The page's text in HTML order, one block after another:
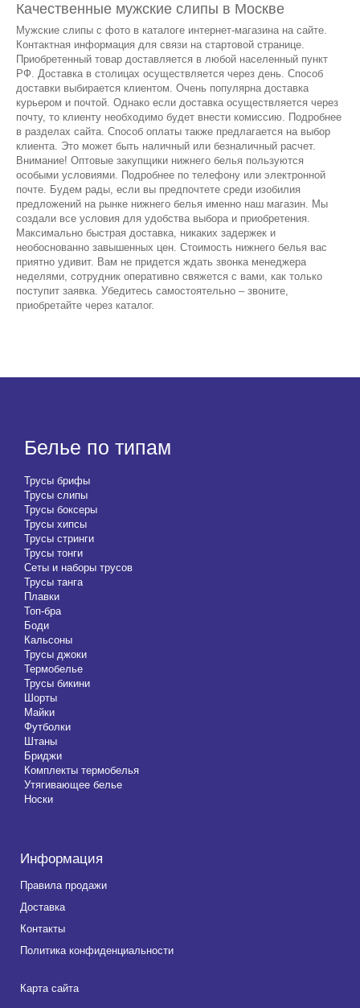
Качественные мужские слипы в Москве
Мужские слипы с фото в каталоге интернет-магазина на сайте.
Контактная информация для связи на стартовой странице.
Приобретенный товар доставляется в любой населенный пункт
РФ. Доставка в столицах осуществляется через день. Способ
доставки выбирается клиентом. Очень популярна доставка
курьером и почтой. Однако если доставка осуществляется через
почту, то клиенту необходимо будет внести комиссию. Подробнее
в разделах сайта. Способ оплаты также предлагается на выбор
клиента. Это может быть наличный или безналичный расчет.
Внимание! Оптовые закупщики нижнего белья пользуются
особыми условиями. Подробнее по телефону или электронной
почте. Будем рады, если вы предпочтете среди изобилия
предложений на рынке нижнего белья именно наш магазин. Мы
создали все условия для удобства выбора и приобретения.
Максимально быстрая доставка, никаких задержек и
необоснованно завышенных цен. Стоимость нижнего белья вас
приятно удивит. Вам не придется ждать звонка менеджера
неделями, сотрудник оперативно свяжется с вами, как только
поступит заявка. Убедитесь самостоятельно – звоните,
приобретайте через каталог.
Белье по типам
Трусы брифы
Трусы слипы
Трусы боксеры
Трусы хипсы
Трусы стринги
Трусы тонги
Сеты и наборы трусов
Трусы танга
Плавки
Топ-бра
Боди
Кальсоны
Трусы джоки
Термобелье
Трусы бикини
Шорты
Майки
Футболки
Штаны
Бриджи
Комплекты термобелья
Утягивающее белье
Носки
Информация
Правила продажи
Доставка
Контакты
Политика конфиденциальности
Карта сайта